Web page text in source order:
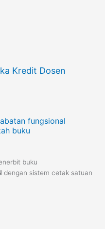
Kredit Dosen
fungsional
buku
buku
dengan sistem cetak satuan